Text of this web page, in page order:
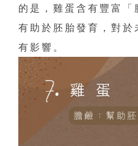
的是，雞蛋含有豐富「
有助於胚胎發育，對於
有影響。